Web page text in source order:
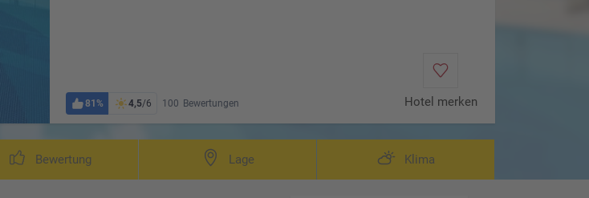
Wohnbeispiel Superior Room
81% 4,5/6 100 Bewertungen Hotel merken
Bewertung Lage Klima